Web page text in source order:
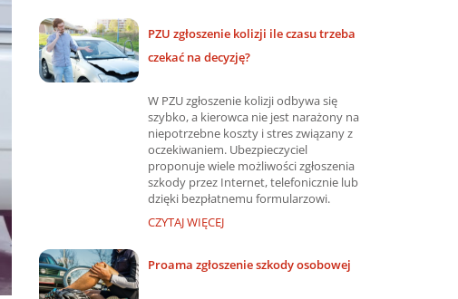
PZU zgłoszenie kolizji ile czasu trzeba
czekać na decyzję?
W PZU zgłoszenie kolizji odbywa się
szybko, a kierowca nie jest narażony na
niepotrzebne koszty i stres związany z
oczekiwaniem. Ubezpieczyciel
proponuje wiele możliwości zgłoszenia
szkody przez Internet, telefonicznie lub
dzięki bezpłatnemu formularzowi.
CZYTAJ WIĘCEJ
Proama zgłoszenie szkody osobowej